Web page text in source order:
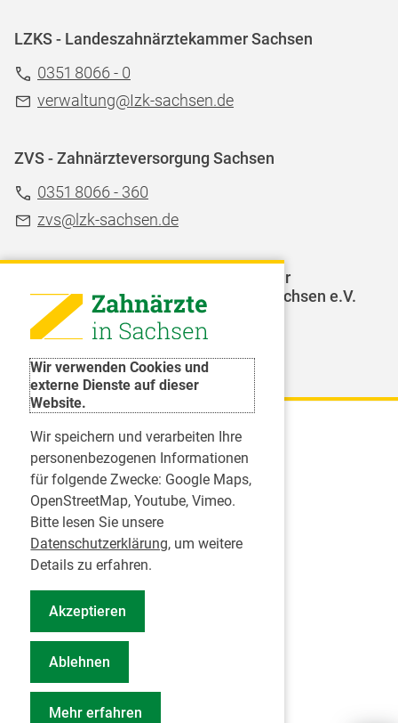
Wir verwenden Cookies und
externe Dienste auf dieser
Website.
Wir speichern und verarbeiten Ihre
personenbezogenen Informationen
für folgende Zwecke: Google Maps,
OpenStreetMap, Youtube, Vimeo.
Bitte lesen Sie unsere
Datenschutzerklärung, um weitere
Details zu erfahren.
Akzeptieren
Ablehnen
Mehr erfahren
LZKS - Landeszahnärztekammer Sachsen
0351 8066 - 0
verwaltung@Izk-sachsen.de
ZVS - Zahnärzteversorgung Sachsen
0351 8066 - 360
zvs@lzk-sachsen.de
LAGZ - Landesarbeitsgemeinschaft für
Jugendzahnpflege des Freistaates Sachsen e.V.
Karriere
Inserate
Praktikum in einer Zahnarztpraxis
Jobs im Zahnärztehaus
Presse
Pressemitteilungen